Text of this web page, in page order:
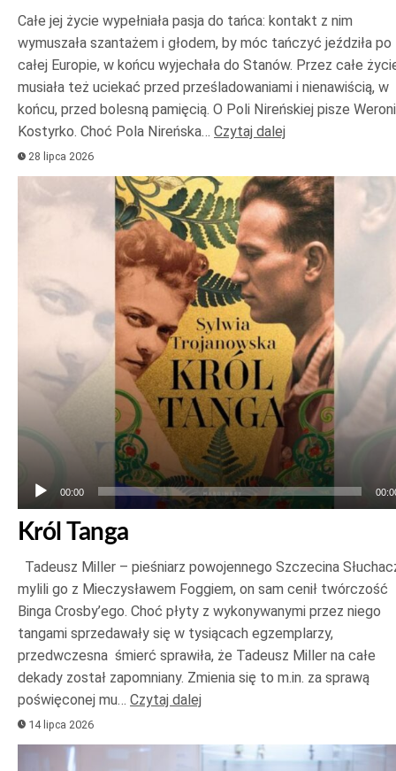
Całe jej życie wypełniała pasja do tańca: kontakt z nim
wymuszała szantażem i głodem, by móc tańczyć jeździła po
całej Europie, w końcu wyjechała do Stanów. Przez całe
musiała też uciekać przed prześladowaniami i nienawiścią, w
końcu, przed bolesną pamięcią. O Poli Nireńskiej pisze
Kostyrko. Choć Pola Nireńska… Czytaj dalej
28 lipca 2026
plików
00:00
Król Tanga
Tadeusz Miller – pieśniarz powojennego Szczecina
mylili go z Mieczysławem Foggiem, on sam cenił twórczość
Binga Crosby’ego. Choć płyty z wykonywanymi przez niego
tangami sprzedawały się w tysiącach egzemplarzy,
przedwczesna śmierć sprawiła, że Tadeusz Miller na całe
dekady został zapomniany. Zmienia się to m.in. za sprawą
poświęconej mu… Czytaj dalej
14 lipca 2026
Odtwarzacz